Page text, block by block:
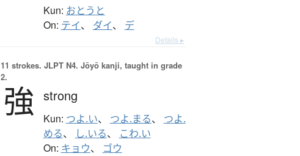
Kun: おとうと
On: テイ、 ダイ、 デ
Details ▸
11 strokes. JLPT N4. Jōyō kanji, taught in grade
2.
強 strong
Kun: つよ.い、 つよ.まる、 つよ.
める、 し.いる、 こわ.い
On: キョウ、 ゴウ